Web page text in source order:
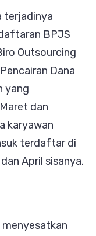
terjadinya
BPJS
Outsourcing
Dana
yang
dan
karyawan
terdaftar di
April sisanya.